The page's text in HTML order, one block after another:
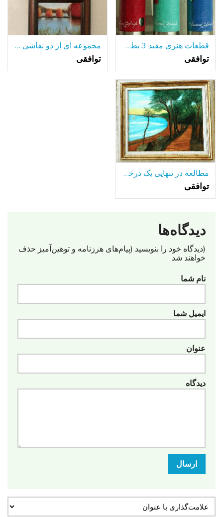
قطعات هنری مفید 3 بطری های آلومینیومی جلا
توافقی
مجموعه ای از دو نقاشی رنگ و روغن قاب
توافقی
مطالعه در تنهایی یک درخت تنها-در میان بسیاری از دریاچه.
توافقی
دیدگاه‌ها
(دیدگاه خود را بنویسید (پیام‌های هرزنامه‌ و توهین‌آمیز حذف
خواهند شد
نام شما
ایمیل شما
عنوان
دیدگاه
ارسال